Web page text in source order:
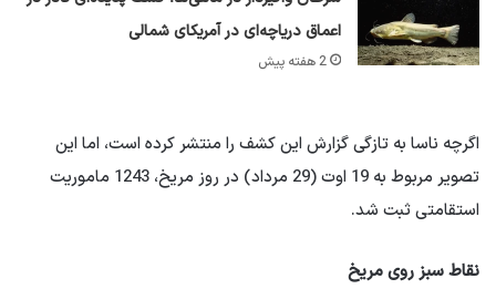
اعماق دریاچه‌ای در آمریکای شمالی
2 هفته پیش
اگرچه ناسا به تازگی گزارش این کشف را منتشر کرده است، اما این
تصویر مربوط به 19 اوت (29 مرداد) در روز مریخ، 1243 ماموریت
استقامتی ثبت شد.
نقاط سبز روی مریخ